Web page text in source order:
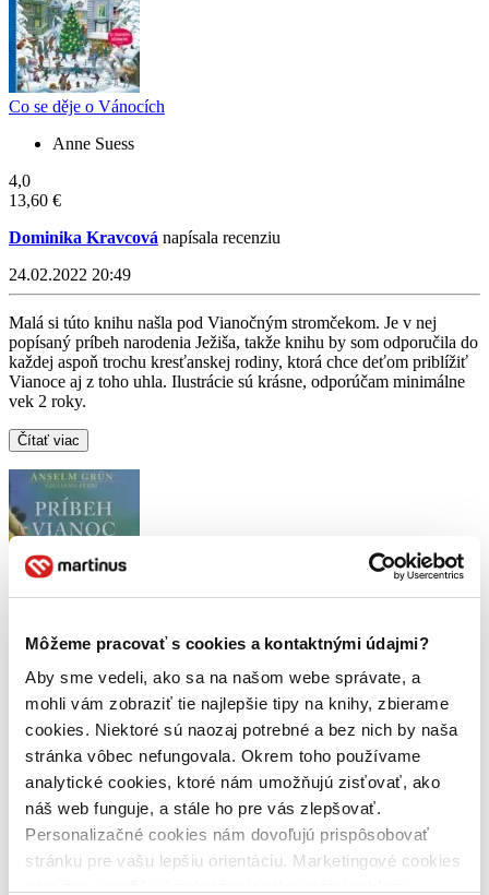
Môžeme pracovať s cookies a kontaktnými údajmi?
Aby sme vedeli, ako sa na našom webe správate, a
mohli vám zobraziť tie najlepšie tipy na knihy, zbierame
cookies. Niektoré sú naozaj potrebné a bez nich by naša
stránka vôbec nefungovala. Okrem toho používame
analytické cookies, ktoré nám umožňujú zisťovať, ako
náš web funguje, a stále ho pre vás zlepšovať.
Personalizačné cookies nám dovoľujú prispôsobovať
stránku pre vašu lepšiu orientáciu. Marketingové cookies
Co se děje o Vánocích
Anne Suess
4,0
13,60 €
Dominika Kravcová napísala recenziu
24.02.2022 20:49
Malá si túto knihu našla pod Vianočným stromčekom. Je v nej
popísaný príbeh narodenia Ježiša, takže knihu by som odporučila do
každej aspoň trochu kresťanskej rodiny, ktorá chce deťom priblížiť
Vianoce aj z toho uhla. Ilustrácie sú krásne, odporúčam minimálne
vek 2 roky.
Čítať viac
Anselm Grün
4,6
4,90 €
Dominika Kravcovánapísala recenziu
24.02.2022 20:45